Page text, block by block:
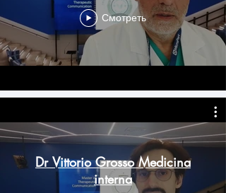
Смотреть
Dr Vittorio Grosso Medicina
interna